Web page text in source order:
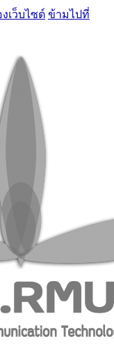
เว็บไซต์ ข้ามไปที่